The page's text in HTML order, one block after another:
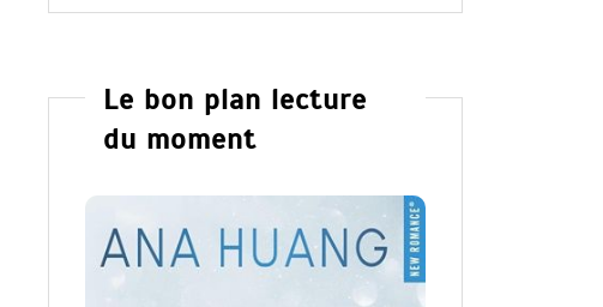
Le bon plan lecture
du moment